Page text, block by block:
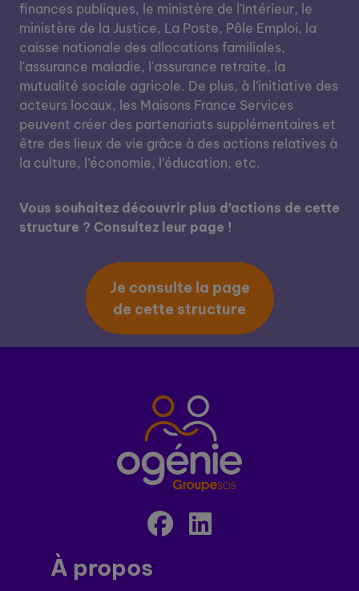
finances publiques, le ministère de l'Intérieur, le
ministère de la Justice, La Poste, Pôle Emploi, la
caisse nationale des allocations familiales,
l'assurance maladie, l'assurance retraite, la
mutualité sociale agricole. De plus, à l’initiative des
acteurs locaux, les Maisons France Services
peuvent créer des partenariats supplémentaires et
être des lieux de vie grâce à des actions relatives à
la culture, l’économie, l’éducation, etc.
Vous souhaitez découvrir plus d’actions de cette
structure ? Consultez leur page !
Je consulte la page
de cette structure
À propos